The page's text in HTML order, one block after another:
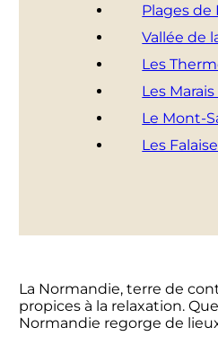
Plages de
Vallée de
Les
Les
Le Mont-
Les
La Normandie, terre de
propices à la relaxation.
Normandie regorge de